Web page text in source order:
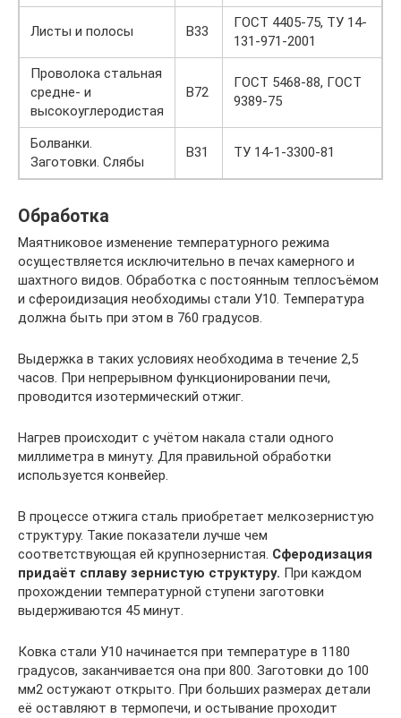
Листы и полосы В33
ГОСТ 4405-75, TУ 14-
131-971-2001
Проволока стальная
средне- и
высокоуглеродистая
В72
ГОСТ 5468-88, ГОСТ
9389-75
Болванки.
Заготовки. Слябы
В31 TУ 14-1-3300-81
Обработка
Маятниковое изменение температурного режима
осуществляется исключительно в печах камерного и
шахтного видов. Обработка с постоянным теплосъёмом
и сфероидизация необходимы стали У10. Температура
должна быть при этом в 760 градусов.
Выдержка в таких условиях необходима в течение 2,5
часов. При непрерывном функционировании печи,
проводится изотермический отжиг.
Нагрев происходит с учётом накала стали одного
миллиметра в минуту. Для правильной обработки
используется конвейер.
В процессе отжига сталь приобретает мелкозернистую
структуру. Такие показатели лучше чем
соответствующая ей крупнозернистая. Сферодизация
придаёт сплаву зернистую структуру. При каждом
прохождении температурной ступени заготовки
выдерживаются 45 минут.
Ковка стали У10 начинается при температуре в 1180
градусов, заканчивается она при 800. Заготовки до 100
мм2 остужают открыто. При больших размерах детали
её оставляют в термопечи, и остывание проходит